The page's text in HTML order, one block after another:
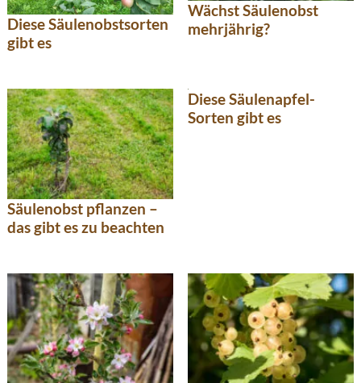
Diese Säulenobstsorten
gibt es
Wächst Säulenobst
mehrjährig?
Säulenobst pflanzen –
das gibt es zu beachten
Diese Säulenapfel-
Sorten gibt es